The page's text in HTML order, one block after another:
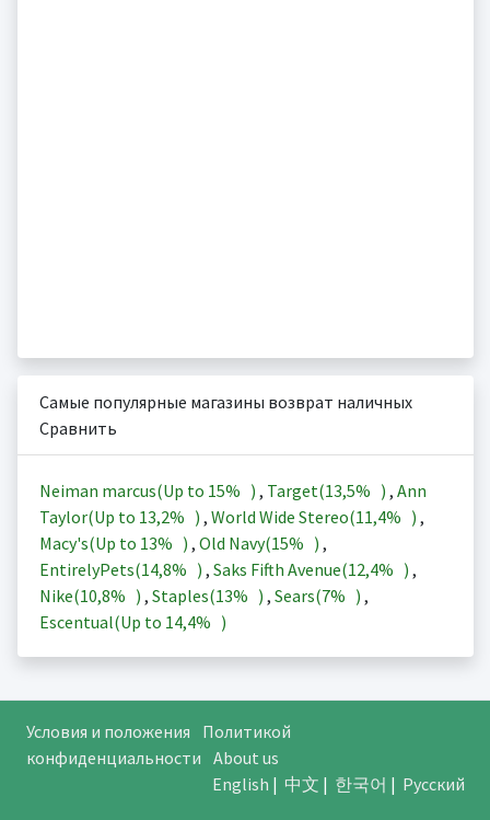
Самые популярные магазины возврат наличных
Сравнить
Neiman marcus(Up to 15% ) , Target(13,5% ) , Ann
Taylor(Up to 13,2% ) , World Wide Stereo(11,4% ) ,
Macy's(Up to 13% ) , Old Navy(15% ) ,
EntirelyPets(14,8% ) , Saks Fifth Avenue(12,4% ) ,
Nike(10,8% ) , Staples(13% ) , Sears(7% ) ,
Escentual(Up to 14,4% )
Условия и положения
Политикой
конфиденциальности About us
English | 中文 | 한국어 | Русский